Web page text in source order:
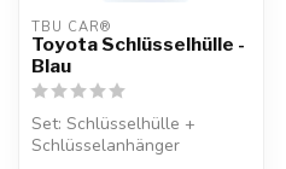
TBU CAR®
Toyota Schlüsselhülle -
Blau
Set: Schlüsselhülle +
Schlüsselanhänger